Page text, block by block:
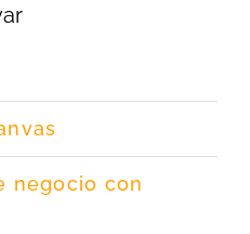
negocio con